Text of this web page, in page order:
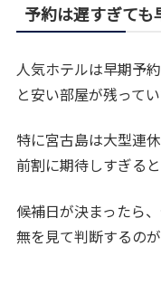
予約は遅すぎて
人気ホテルは早期予
と安い部屋が残って
特に宮古島は大型連
前割に期待しすぎる
候補日が決まったら
無を見て判断するのが